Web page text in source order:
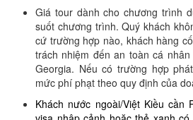
Giá tour dành cho chương trình
suốt chương trình. Quý khách
cứ trường hợp nào, khách hàng
trách nhiệm đến an toàn cá
Georgia. Nếu có trường hợp
mức phí phạt theo quy định của
Khách nước ngoài/Việt Kiều cần